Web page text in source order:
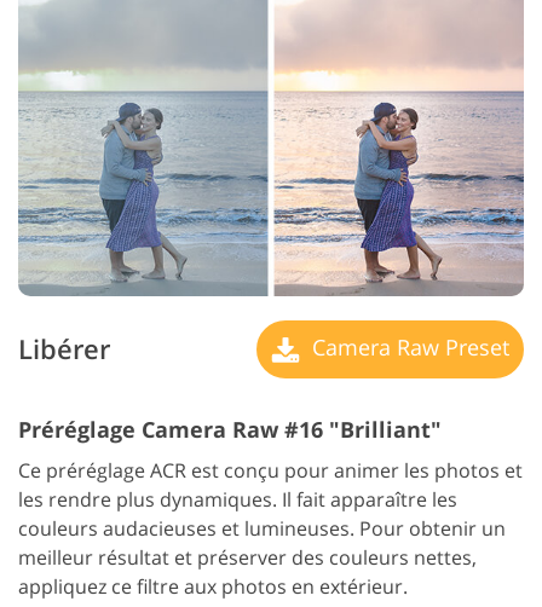
Libérer Camera Raw Preset
Préréglage Camera Raw #16 "Brilliant"
Ce préréglage ACR est conçu pour animer les photos et
les rendre plus dynamiques. Il fait apparaître les
couleurs audacieuses et lumineuses. Pour obtenir un
meilleur résultat et préserver des couleurs nettes,
appliquez ce filtre aux photos en extérieur.